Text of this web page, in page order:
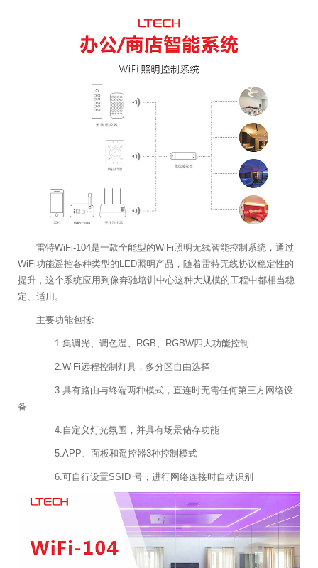
雷特WiFi-104是一款全能型的WiFi照明无线智能控制系统，通过
WiFi功能遥控各种类型的LED照明产品，随着雷特无线协议稳定性的
提升，这个系统应用到像奔驰培训中心这种大规模的工程中都相当稳
定、适用。
主要功能包括:
1.集调光、调色温、RGB、RGBW四大功能控制
2.WiFi远程控制灯具，多分区自由选择
3.具有路由与终端两种模式，直连时无需任何第三方网络设
备
4.自定义灯光氛围，并具有场景储存功能
5.APP、面板和遥控器3种控制模式
6.可自行设置SSID 号，进行网络连接时自动识别